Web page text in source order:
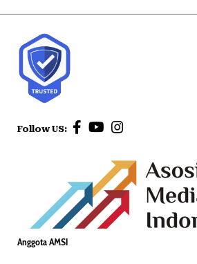
Follow US:
Anggota AMSI